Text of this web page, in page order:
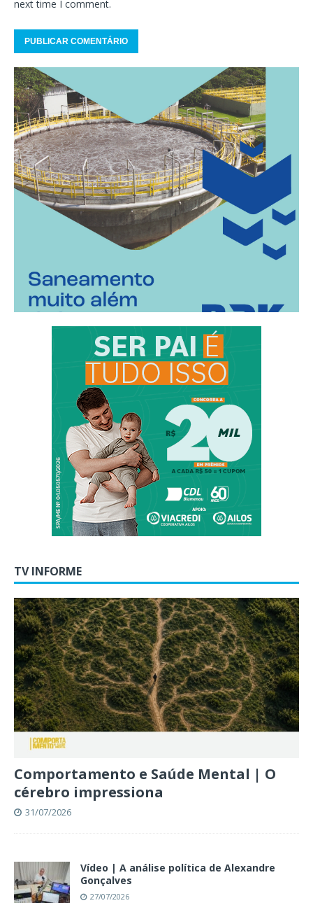
next time I comment.
TV INFORME
Comportamento e Saúde Mental | O
cérebro impressiona
31/07/2026
Vídeo | A análise política de Alexandre
Gonçalves
27/07/2026